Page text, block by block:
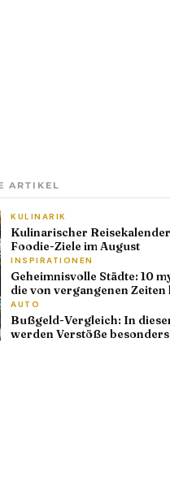
ARTIKEL
KULINARIK
Kulinarischer
Foodie-Ziele im August
INSPIRATIONEN
Geheimnisvolle Städte: 10
die von vergangenen Zeiten
AUTO
Bußgeld-Vergleich: In
werden Verstöße